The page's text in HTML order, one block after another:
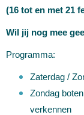
(16 tot en met 21
Wil jij nog mee
Programma:
Zaterdag /
Zondag
verkennen